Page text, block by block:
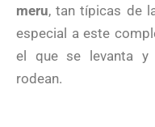
meru, tan típicas de
especial a este
el que se levanta y
rodean.